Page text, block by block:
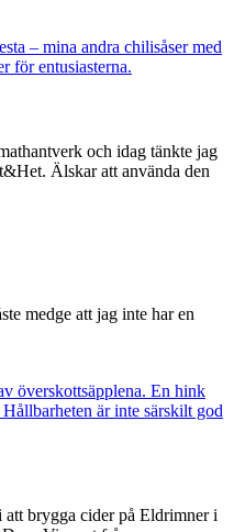
och idag tänkte jag
Älskar att använda den
medge att jag inte har en
att brygga cider på Eldrimner i